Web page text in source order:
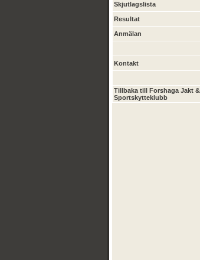
Skjutlagslista
Resultat
Anmälan
Kontakt
Tillbaka till Forshaga Jakt &
Sportskytteklubb